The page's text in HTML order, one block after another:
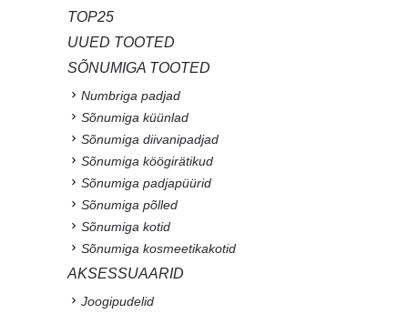
TOP25
UUED TOOTED
SÕNUMIGA TOOTED
Numbriga padjad
Sõnumiga küünlad
Sõnumiga diivanipadjad
Sõnumiga köögirätikud
Sõnumiga padjapüürid
Sõnumiga põlled
Sõnumiga kotid
Sõnumiga kosmeetikakotid
AKSESSUAARID
Joogipudelid